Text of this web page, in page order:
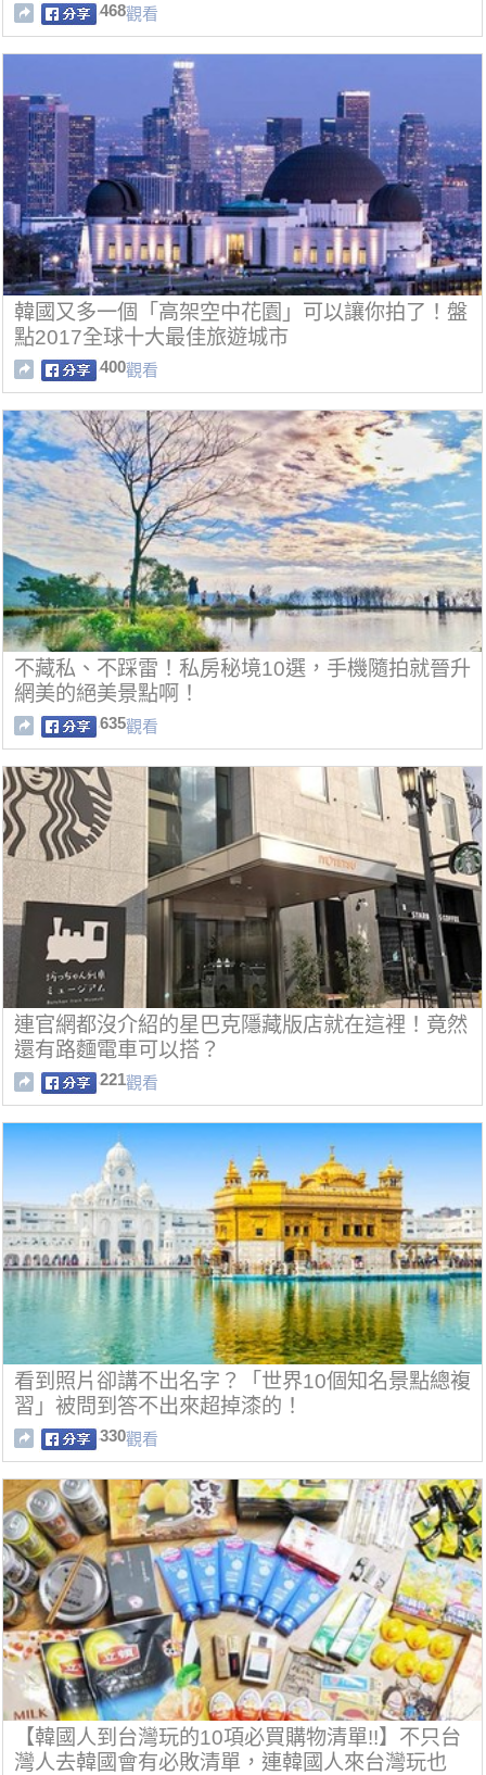
468觀看
韓國又多一個「高架空中花園」可以讓你拍了！盤
點2017全球十大最佳旅遊城市
400觀看
不藏私、不踩雷！私房秘境10選，手機隨拍就晉升
網美的絕美景點啊！
635觀看
連官網都沒介紹的星巴克隱藏版店就在這裡！竟然
還有路麵電車可以搭？
221觀看
看到照片卻講不出名字？「世界10個知名景點總複
習」被問到答不出來超掉漆的！
330觀看
【韓國人到台灣玩的10項必買購物清單!!】不只台
灣人去韓國會有必敗清單，連韓國人來台灣玩也